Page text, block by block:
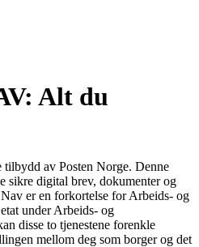
Alt du
tilbydd av Posten Norge. Denne
sikre digital brev, dokumenter og
er en forkortelse for Arbeids- og
under Arbeids- og
disse to tjenestene forenkle
mellom deg som borger og det